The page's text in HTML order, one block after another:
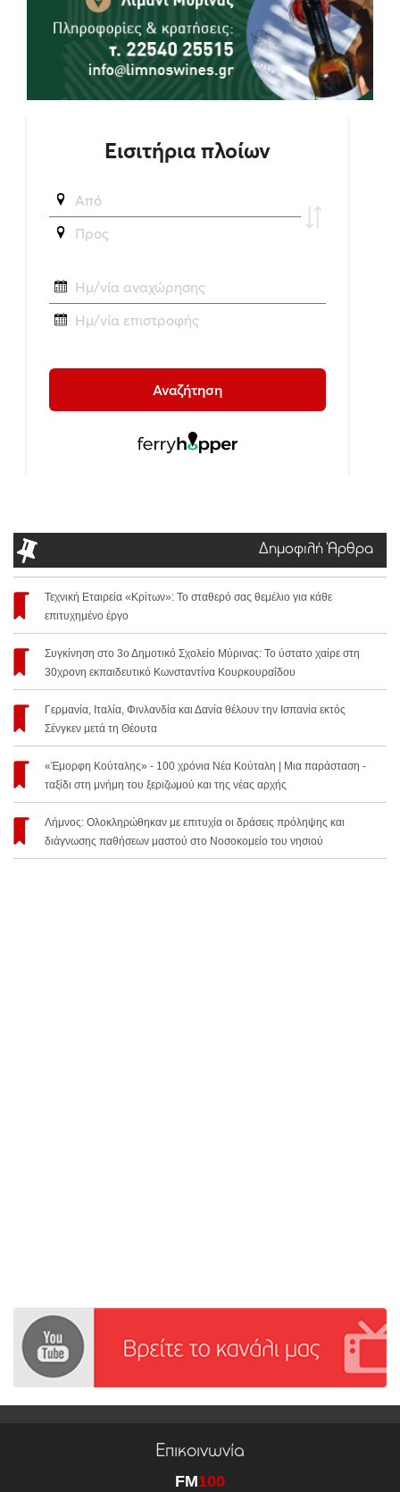
Δημοφιλή Άρθρα
Τεχνική Εταιρεία «Κρίτων»: Το σταθερό σας θεμέλιο για κάθε
επιτυχημένο έργο
Συγκίνηση στο 3ο Δημοτικό Σχολείο Μύρινας: Το ύστατο χαίρε στη
30χρονη εκπαιδευτικό Κωνσταντίνα Κουρκουραΐδου
Γερμανία, Ιταλία, Φινλανδία και Δανία θέλουν την Ισπανία εκτός
Σένγκεν μετά τη Θέουτα
«Έμορφη Κούταλης» - 100 χρόνια Νέα Κούταλη | Μια παράσταση -
ταξίδι στη μνήμη του ξεριζωμού και της νέας αρχής
Λήμνος: Ολοκληρώθηκαν με επιτυχία οι δράσεις πρόληψης και
διάγνωσης παθήσεων μαστού στο Νοσοκομείο του νησιού
Επικοινωνία
FM100